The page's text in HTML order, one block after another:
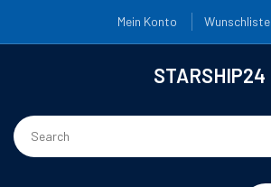
Mein Konto Wunschliste
STARSHIP24